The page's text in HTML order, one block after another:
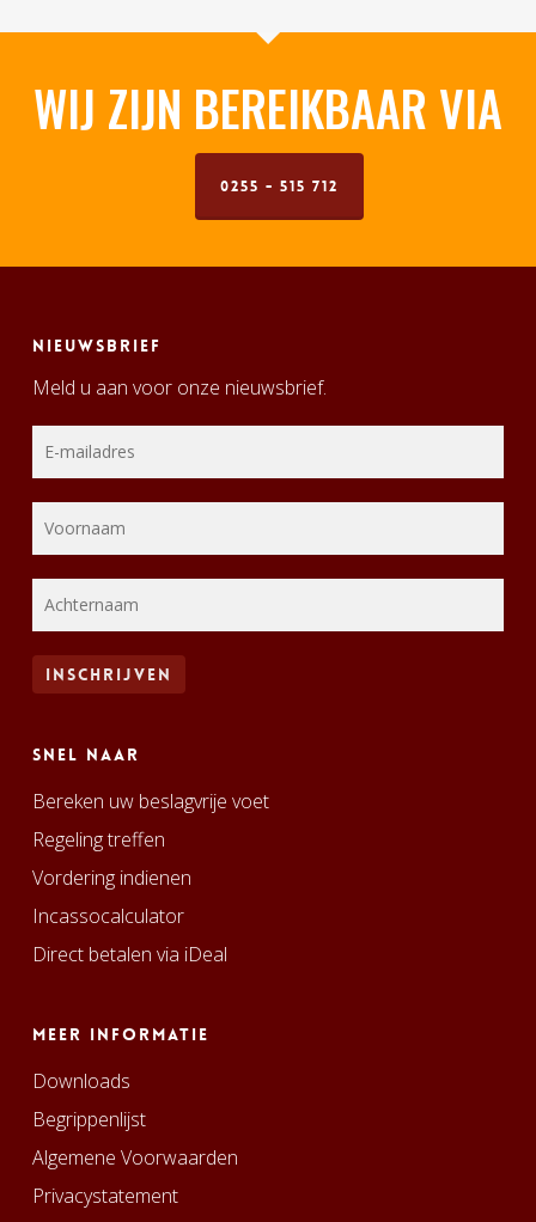
WIJ ZIJN BEREIKBAAR VIA
0255 - 515 712
Nieuwsbrief
Meld u aan voor onze nieuwsbrief.
Snel naar
Bereken uw beslagvrije voet
Regeling treffen
Vordering indienen
Incassocalculator
Direct betalen via iDeal
Meer informatie
Downloads
Begrippenlijst
Algemene Voorwaarden
Privacystatement